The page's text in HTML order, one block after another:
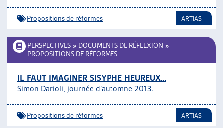
Propositions de réformes ARTIAS
PERSPECTIVES » DOCUMENTS DE RÉFLEXION »
PROPOSITIONS DE RÉFORMES
IL FAUT IMAGINER SISYPHE HEUREUX…
Simon Darioli, journée d’automne 2013.
Propositions de réformes ARTIAS